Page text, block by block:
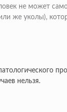
не может
же уколы),
нельзя.